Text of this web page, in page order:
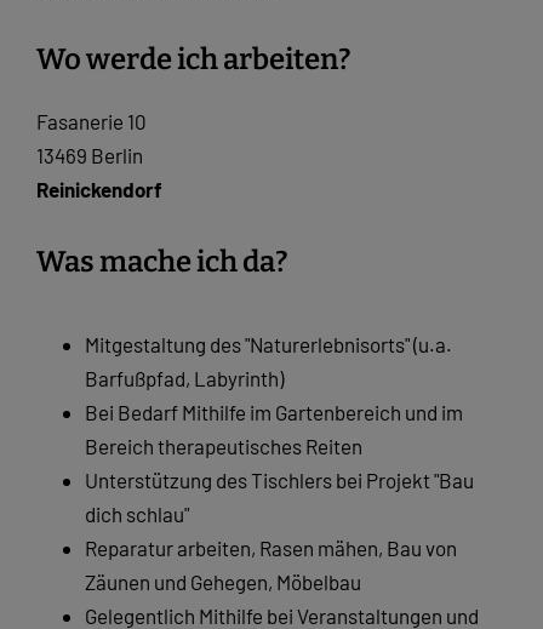
Wo werde ich arbeiten?
Fasanerie 10
13469 Berlin
Reinickendorf
Was mache ich da?
Mitgestaltung des "Naturerlebnisorts" (u.a.
Barfußpfad, Labyrinth)
Bei Bedarf Mithilfe im Gartenbereich und im
Bereich therapeutisches Reiten
Unterstützung des Tischlers bei Projekt "Bau
dich schlau"
Reparatur arbeiten, Rasen mähen, Bau von
Zäunen und Gehegen, Möbelbau
Gelegentlich Mithilfe bei Veranstaltungen und